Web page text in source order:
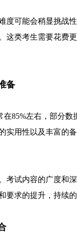
度可能会稍显挑战
这类考生需要花费
备
85%左右，部分数
实用性以及丰富的
考试内容的广度和
要求的提升，持续